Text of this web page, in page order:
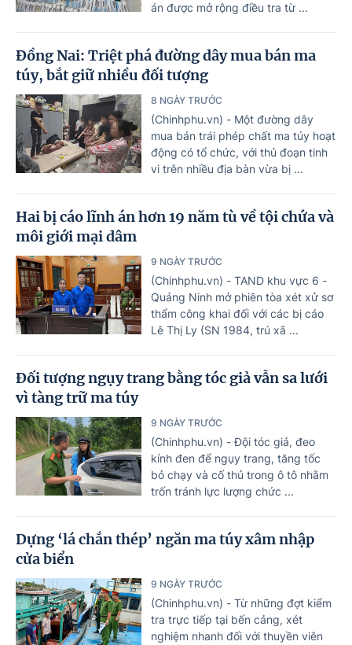
án được mở rộng điều tra từ ...
Đồng Nai: Triệt phá đường dây mua bán ma
túy, bắt giữ nhiều đối tượng
8 NGÀY TRƯỚC
(Chinhphu.vn) - Một đường dây
mua bán trái phép chất ma túy hoạt
động có tổ chức, với thủ đoạn tinh
vi trên nhiều địa bàn vừa bị ...
Hai bị cáo lĩnh án hơn 19 năm tù về tội chứa và
môi giới mại dâm
9 NGÀY TRƯỚC
(Chinhphu.vn) - TAND khu vực 6 -
Quảng Ninh mở phiên tòa xét xử sơ
thẩm công khai đối với các bị cáo
Lê Thị Ly (SN 1984, trú xã ...
Đối tượng ngụy trang bằng tóc giả vẫn sa lưới
vì tàng trữ ma túy
9 NGÀY TRƯỚC
(Chinhphu.vn) - Đội tóc giả, đeo
kính đen để ngụy trang, tăng tốc
bỏ chạy và cố thủ trong ô tô nhằm
trốn tránh lực lượng chức ...
Dựng ‘lá chắn thép’ ngăn ma túy xâm nhập
cửa biển
9 NGÀY TRƯỚC
(Chinhphu.vn) - Từ những đợt kiểm
tra trực tiếp tại bến cảng, xét
nghiệm nhanh đối với thuyền viên